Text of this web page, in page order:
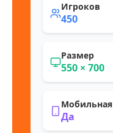
Игроков
450
Размер
550 × 700
Мобильная
Да